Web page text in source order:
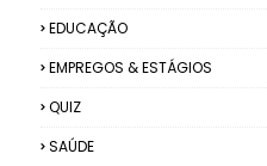
EDUCAÇÃO
EMPREGOS & ESTÁGIOS
QUIZ
SAÚDE